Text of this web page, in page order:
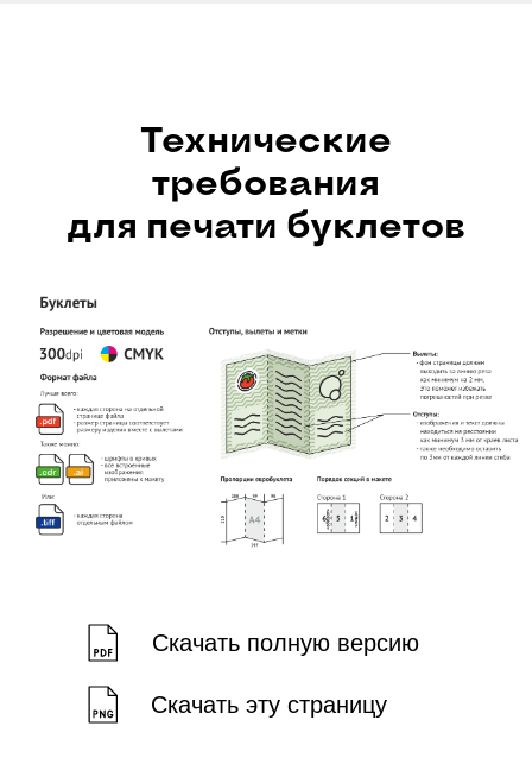
Технические
требования
для печати буклетов
Скачать эту страницу
Скачать полную версию